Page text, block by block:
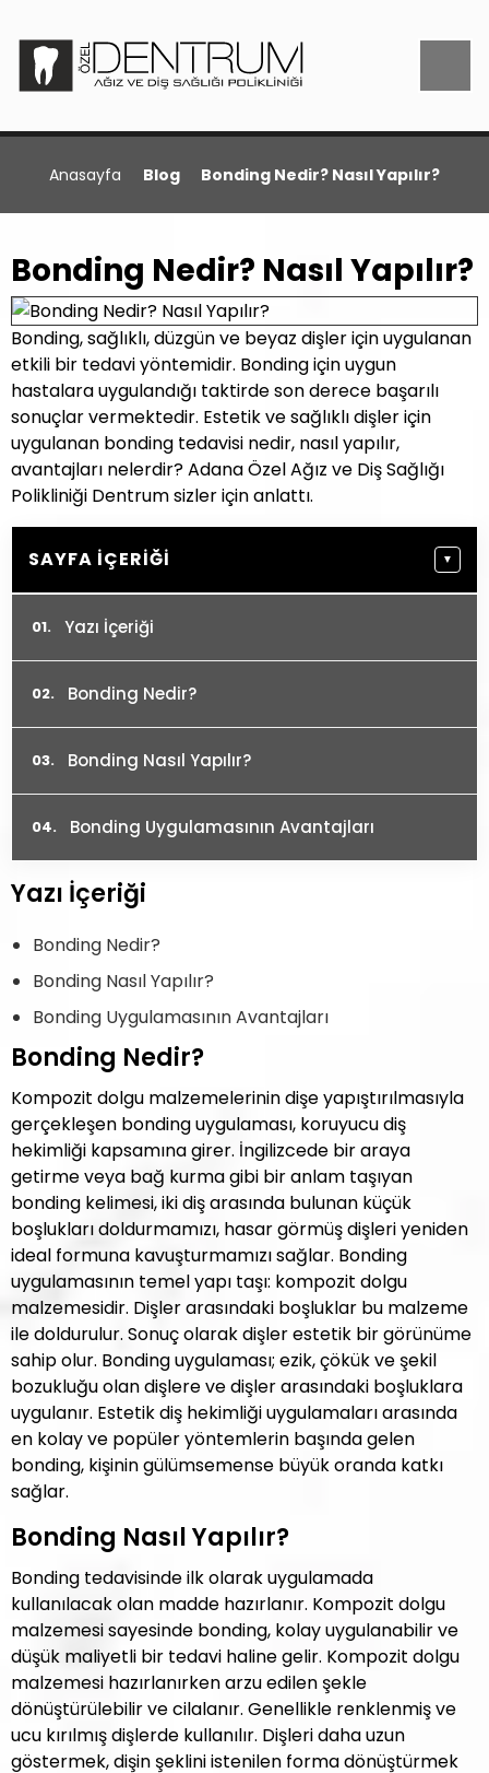
Anasayfa Blog Bonding Nedir? Nasıl Yapılır?
Bonding Nedir? Nasıl Yapılır?
Bonding, sağlıklı, düzgün ve beyaz dişler için uygulanan
etkili bir tedavi yöntemidir. Bonding için uygun
hastalara uygulandığı taktirde son derece başarılı
sonuçlar vermektedir. Estetik ve sağlıklı dişler için
uygulanan bonding tedavisi nedir, nasıl yapılır,
avantajları nelerdir? Adana Özel Ağız ve Diş Sağlığı
Polikliniği Dentrum sizler için anlattı.
SAYFA İÇERIĞI ▼
Yazı İçeriği
Bonding Nedir?
Bonding Nasıl Yapılır?
Bonding Uygulamasının Avantajları
Yazı İçeriği
Bonding Nedir?
Bonding Nasıl Yapılır?
Bonding Uygulamasının Avantajları
Bonding Nedir?
Kompozit dolgu malzemelerinin dişe yapıştırılmasıyla
gerçekleşen bonding uygulaması, koruyucu diş
hekimliği kapsamına girer. İngilizcede bir araya
getirme veya bağ kurma gibi bir anlam taşıyan
bonding kelimesi, iki diş arasında bulunan küçük
boşlukları doldurmamızı, hasar görmüş dişleri yeniden
ideal formuna kavuşturmamızı sağlar. Bonding
uygulamasının temel yapı taşı: kompozit dolgu
malzemesidir. Dişler arasındaki boşluklar bu malzeme
ile doldurulur. Sonuç olarak dişler estetik bir görünüme
sahip olur. Bonding uygulaması; ezik, çökük ve şekil
bozukluğu olan dişlere ve dişler arasındaki boşluklara
uygulanır. Estetik diş hekimliği uygulamaları arasında
en kolay ve popüler yöntemlerin başında gelen
bonding, kişinin gülümsemense büyük oranda katkı
sağlar.
Bonding Nasıl Yapılır?
Bonding tedavisinde ilk olarak uygulamada
kullanılacak olan madde hazırlanır. Kompozit dolgu
malzemesi sayesinde bonding, kolay uygulanabilir ve
düşük maliyetli bir tedavi haline gelir. Kompozit dolgu
malzemesi hazırlanırken arzu edilen şekle
dönüştürülebilir ve cilalanır. Genellikle renklenmiş ve
ucu kırılmış dişlerde kullanılır. Dişleri daha uzun
göstermek, dişin şeklini istenilen forma dönüştürmek